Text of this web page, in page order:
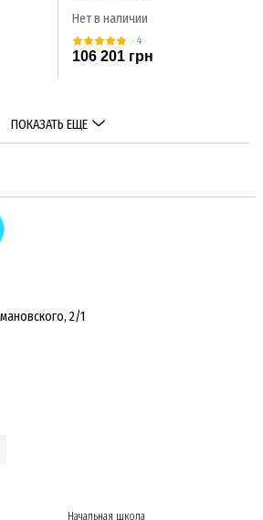
Нет в наличии
4
106 201 грн
ПОКАЗАТЬ ЕЩЕ
2/1
Начальная школа